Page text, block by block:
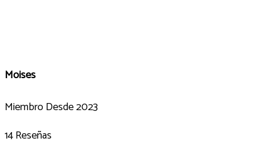
Moises
Miembro Desde 2023
14 Reseñas